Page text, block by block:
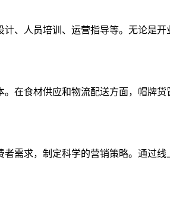
、人员培训、运营指导等。无论是
在食材供应和物流配送方面，帽牌
需求，制定科学的营销策略。通过